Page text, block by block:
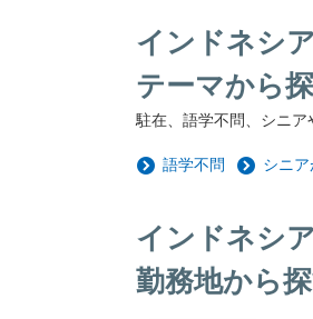
インドネシ
テーマから
駐在、語学不問、シニ
語学不問 シニ
インドネシ
勤務地から